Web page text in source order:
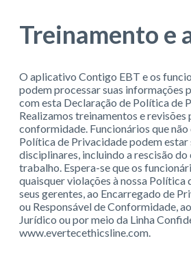
Treinamento e
O aplicativo Contigo EBT e os
podem processar suas informações
com esta Declaração de Política de
Realizamos treinamentos e revisões
conformidade. Funcionários que
Política de Privacidade podem estar
disciplinares, incluindo a rescisão
trabalho. Espera-se que os
quaisquer violações à nossa Política
seus gerentes, ao Encarregado de
ou Responsável de Conformidade,
Jurídico ou por meio da Linha
www.evertecethicsline.com.